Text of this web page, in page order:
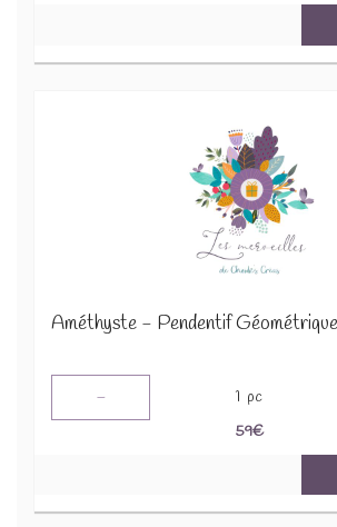
Améthyste - Pendentif
- 1 pc
59€